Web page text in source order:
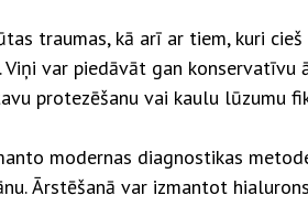
traumas, kā arī ar tiem, kuri
var piedāvāt gan konservatīvu
protezēšanu vai kaulu lūzumu
modernas diagnostikas
Ārstēšanā var izmantot